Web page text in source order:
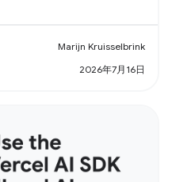
Marijn Kruisselbrink
2026年7月16日